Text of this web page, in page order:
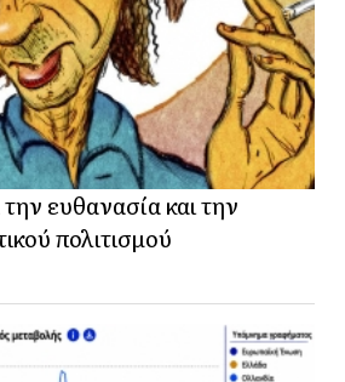
ευθανασία και την
πολιτισμού